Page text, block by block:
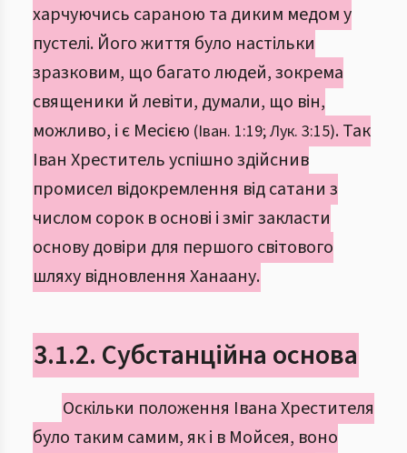
харчуючись сараною та диким медом у
пустелі. Його життя було настільки
зразковим, що багато людей, зокрема
священики й левіти, думали, що він,
можливо, і є Месією (Іван. 1:19; Лук. 3:15). Так
Іван Хреститель успішно здійснив
промисел відокремлення від сатани з
числом сорок в основі і зміг закласти
основу довіри для першого світового
шляху відновлення Ханаану.
3.1.2. Субстанційна основа
Оскільки положення Івана Хрестителя
було таким самим, як і в Мойсея, воно